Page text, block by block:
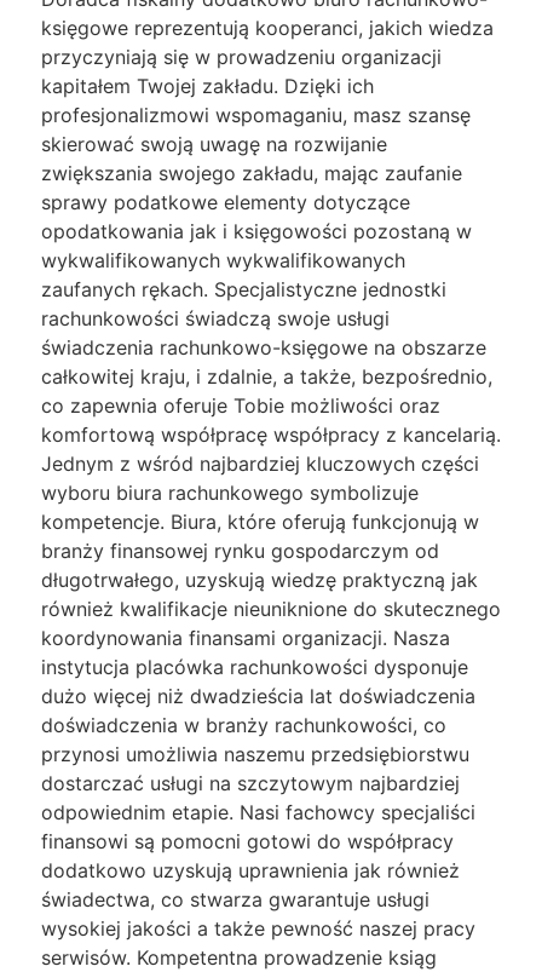
księgowe reprezentują kooperanci, jakich wiedza
przyczyniają się w prowadzeniu organizacji
kapitałem Twojej zakładu. Dzięki ich
profesjonalizmowi wspomaganiu, masz szansę
skierować swoją uwagę na rozwijanie
zwiększania swojego zakładu, mając zaufanie
sprawy podatkowe elementy dotyczące
opodatkowania jak i księgowości pozostaną w
wykwalifikowanych wykwalifikowanych
zaufanych rękach. Specjalistyczne jednostki
rachunkowości świadczą swoje usługi
świadczenia rachunkowo-księgowe na obszarze
całkowitej kraju, i zdalnie, a także, bezpośrednio,
co zapewnia oferuje Tobie możliwości oraz
komfortową współpracę współpracy z kancelarią.
Jednym z wśród najbardziej kluczowych części
wyboru biura rachunkowego symbolizuje
kompetencje. Biura, które oferują funkcjonują w
branży finansowej rynku gospodarczym od
długotrwałego, uzyskują wiedzę praktyczną jak
również kwalifikacje nieuniknione do skutecznego
koordynowania finansami organizacji. Nasza
instytucja placówka rachunkowości dysponuje
dużo więcej niż dwadzieścia lat doświadczenia
doświadczenia w branży rachunkowości, co
przynosi umożliwia naszemu przedsiębiorstwu
dostarczać usługi na szczytowym najbardziej
odpowiednim etapie. Nasi fachowcy specjaliści
finansowi są pomocni gotowi do współpracy
dodatkowo uzyskują uprawnienia jak również
świadectwa, co stwarza gwarantuje usługi
wysokiej jakości a także pewność naszej pracy
serwisów. Kompetentna prowadzenie ksiąg